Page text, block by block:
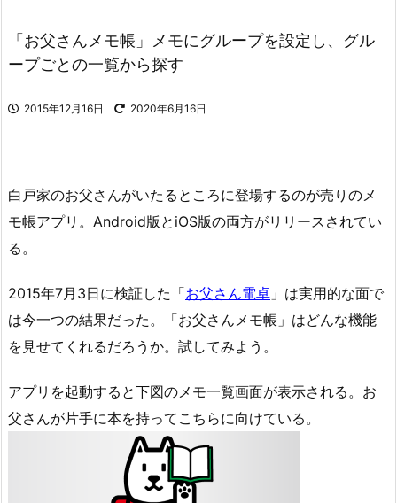
「お父さんメモ帳」メモにグループを設定し、グル
ープごとの一覧から探す
2015年12月16日 2020年6月16日
白戸家のお父さんがいたるところに登場するのが売りのメ
モ帳アプリ。Android版とiOS版の両方がリリースされてい
る。
2015年7月3日に検証した「お父さん電卓 」は実用的な面で
は今一つの結果だった。「お父さんメモ帳」はどんな機能
を見せてくれるだろうか。試してみよう。
アプリを起動すると下図のメモ一覧画面が表示される。お
父さんが片手に本を持ってこちらに向けている。